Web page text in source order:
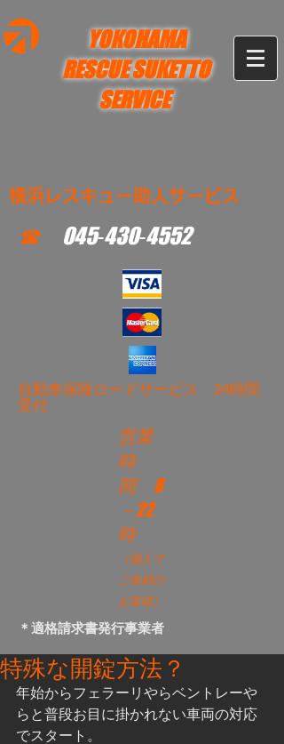
YOKOHAMA
RESCUE SUKETTO
SERVICE
横浜レスキュー助人サービス
☎ 045‐430‐4552
​自動車保険ロードサービス 24時間
受付
営業
時
間
8
－22
時
（個人で
ご依頼の
お客様）
＊適格請求書発行事業者
特殊な開錠方法？
年始からフェラーリやらベントレーや
らと普段お目に掛かれない車両の対応
でスタート。